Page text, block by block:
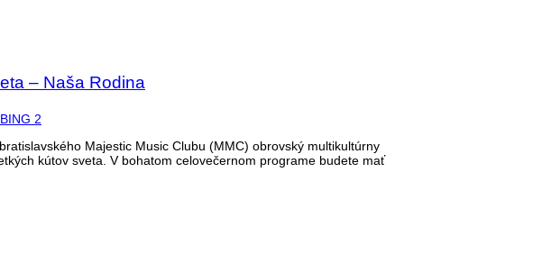
– Naša Rodina
Majestic Music Clubu (MMC) obrovský multikultúrny
kútov sveta. V bohatom celovečernom programe budete mať